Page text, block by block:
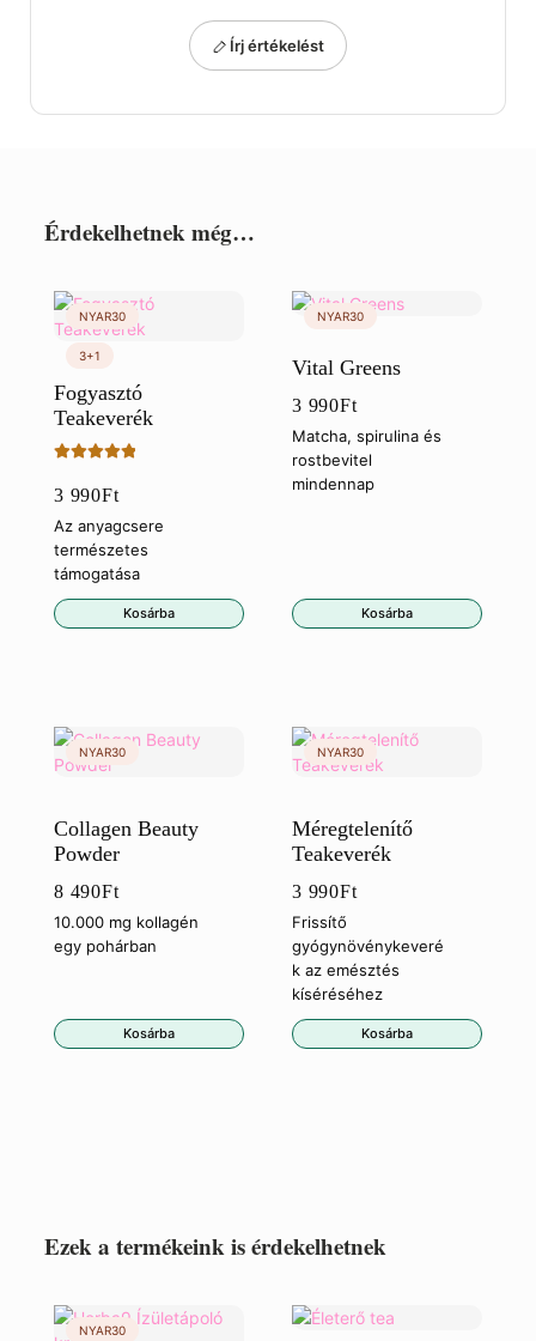
Írj értékelést
Érdekelhetnek még…
Fogyasztó
Teakeverék
5.00/ 5
3 990Ft
Az anyagcsere
természetes
támogatása
Kosárba
Vital Greens
3 990Ft
Matcha, spirulina és
rostbevitel
mindennap
Kosárba
Collagen Beauty
Powder
8 490Ft
10.000 mg kollagén
egy pohárban
Kosárba
Méregtelenítő
Teakeverék
3 990Ft
Frissítő
gyógynövénykeveré
k az emésztés
kíséréséhez
Kosárba
Ezek a termékeink is érdekelhetnek